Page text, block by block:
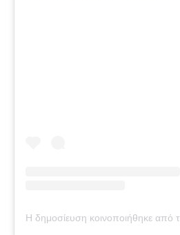
Η δημοσίευση κοινοποιήθηκε